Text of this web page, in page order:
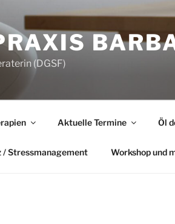
(DGSF)
Aktuelle Termine Öl
/ Stressmanagement Workshop und